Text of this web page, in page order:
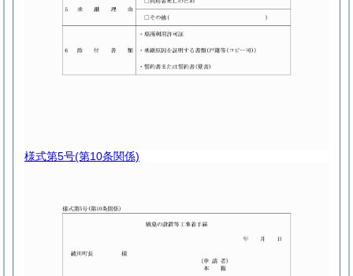
様式第5号(第10条関係)